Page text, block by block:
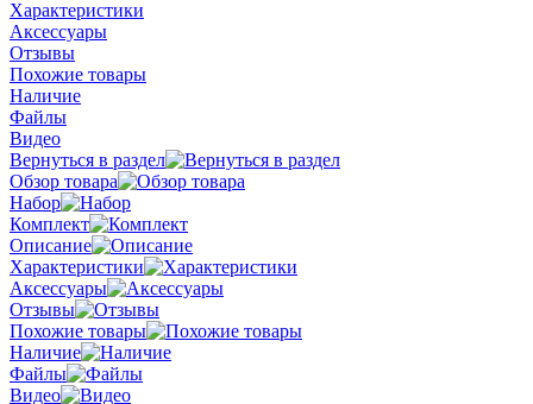
Характеристики
Аксессуары
Отзывы
Похожие товары
Наличие
Файлы
Видео
Вернуться в раздел
Обзор товара
Набор
Комплект
Описание
Характеристики
Аксессуары
Отзывы
Похожие товары
Наличие
Файлы
Видео